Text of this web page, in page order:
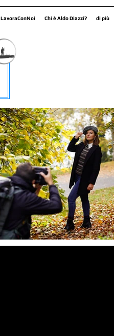
LavoraConNoi Chi è Aldo Diazzi? di più